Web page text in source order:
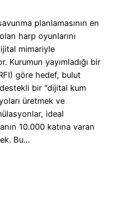
planlamasının en
harp oyunlarını
mimariyle
Kurumun yayımladığı bir
göre hedef, bulut
bir “dijital kum
üretmek ve
ideal
10.000 katına varan
Bu…